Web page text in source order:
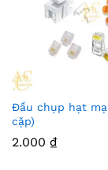
Đầu chụp hạt
cặp)
2.000 ₫